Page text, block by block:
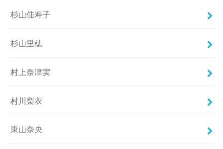
杉山佳寿子
杉山里穂
村上奈津実
村川梨衣
東山奈央